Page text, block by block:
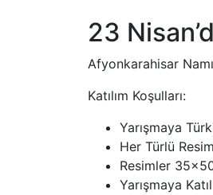
23
Afyonkarahisar
Katılım Koşulları:
Yarışmaya
Her Türlü
Resimler 35×50
Yarışmaya